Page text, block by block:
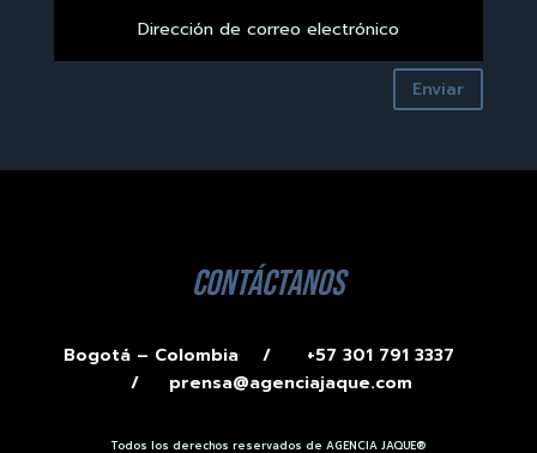
Enviar
contáctanos
Bogotá – Colombia /
+57 301 791 3337
/ prensa@agenciajaque.com
Todos los derechos reservados de AGENCIA JAQUE®